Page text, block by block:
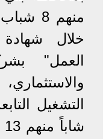
منهم
خلال
العمل"